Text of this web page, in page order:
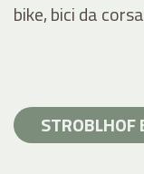
bike, bici da
STROBLHOF